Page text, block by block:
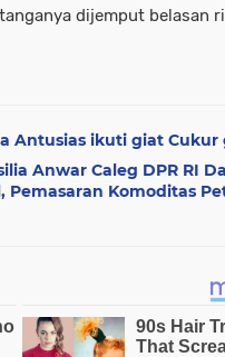
dijemput belasan
Antusias ikuti giat Cukur
Anwar Caleg DPR RI
Pemasaran Komoditas